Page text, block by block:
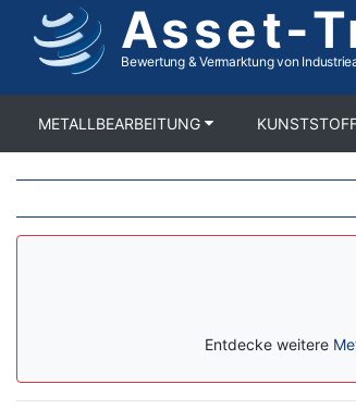
Asset-
Bewertung & Vermarktung von
METALLBEARBEITUNG
Entdecke weitere